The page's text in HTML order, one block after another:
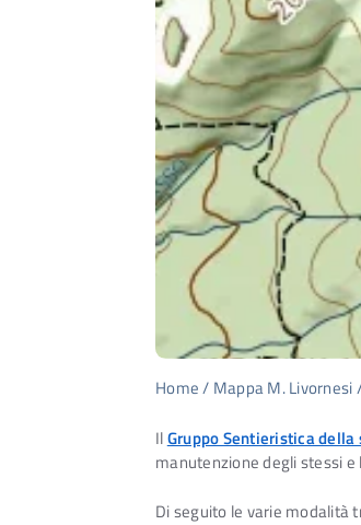
Home/ Mappa M. Livornesi
IlGruppo Sentieristica della
manutenzione degli stessi
Di seguito le varie modalità